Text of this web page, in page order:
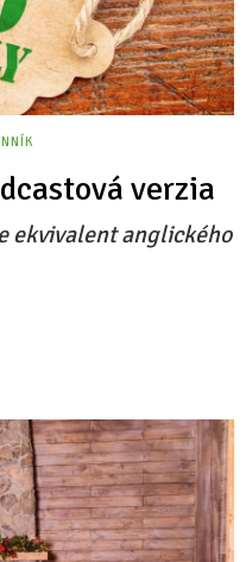
verzia
ekvivalent anglického